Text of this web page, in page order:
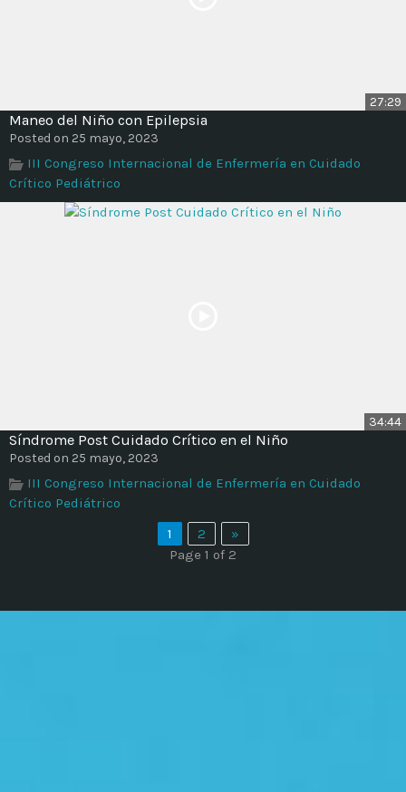
27:29
Maneo del Niño con Epilepsia
Posted on 25 mayo, 2023
III Congreso Internacional de Enfermería en Cuidado
Crítico Pediátrico
34:44
Síndrome Post Cuidado Crítico en el Niño
Posted on 25 mayo, 2023
III Congreso Internacional de Enfermería en Cuidado
Crítico Pediátrico
1
2
»
Page 1 of 2